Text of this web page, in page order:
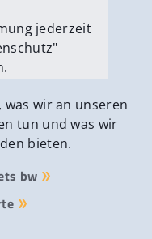
jederzeit
was wir an unseren
tun und was wir
bieten.
bw